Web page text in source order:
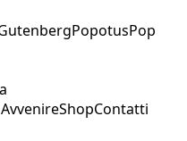
PopotusPop
ShopContatti